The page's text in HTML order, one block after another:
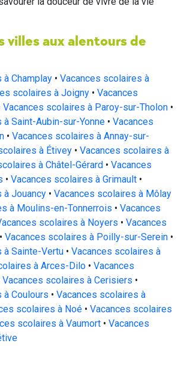
villes aux alentours de
Champlay • Vacances scolaires à
scolaires à Joigny • Vacances
Vacances scolaires à Paroy-sur-Tholon •
Saint-Aubin-sur-Yonne • Vacances
• Vacances scolaires à Annay-sur-
à Étivey • Vacances scolaires à
à Châtel-Gérard • Vacances
• Vacances scolaires à Grimault •
à Jouancy • Vacances scolaires à Môlay
à Moulins-en-Tonnerrois • Vacances
scolaires à Noyers • Vacances
• Vacances scolaires à Poilly-sur-Serein •
à Sainte-Vertu • Vacances scolaires à
à Arces-Dilo • Vacances
Vacances scolaires à Cerisiers •
Coulours • Vacances scolaires à
scolaires à Noé • Vacances scolaires
scolaires à Vaumort • Vacances